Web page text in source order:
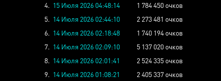
4. 15 Июля 2026 04:48:14
1 784 450 очков
5. 14 Июля 2026 02:44:10
2 273 481 очков
6. 14 Июля 2026 02:18:48
1 740 194 очков
7. 14 Июля 2026 02:09:10
5 137 020 очков
8. 14 Июля 2026 02:01:41
2 524 335 очков
9. 14 Июля 2026 01:08:21
2 405 337 очков